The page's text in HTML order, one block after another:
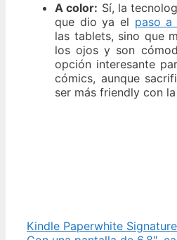
A color: Sí, la
que dio ya el paso a
las tablets, sino que
los ojos y son
opción interesante
cómics, aunque
ser más friendly con
Kindle Paperwhite